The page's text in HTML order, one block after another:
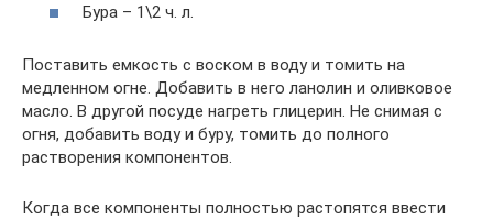
Бура – 1\2 ч. л.
Поставить емкость с воском в воду и томить на
медленном огне. Добавить в него ланолин и оливковое
масло. В другой посуде нагреть глицерин. Не снимая с
огня, добавить воду и буру, томить до полного
растворения компонентов.
Когда все компоненты полностью растопятся ввести